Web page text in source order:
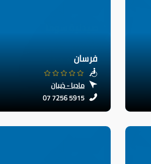
فرسان
مادبا - ذيبان
07 7256 5915